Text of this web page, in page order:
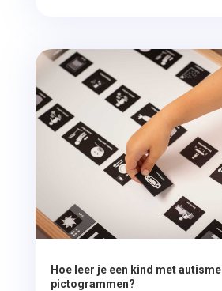
Hoe leer je een kind met
pictogrammen?